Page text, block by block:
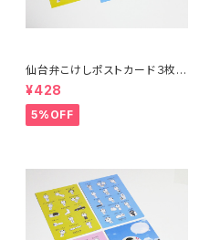
仙台弁こけしポストカード３枚セ
ット（ピンク・ブルー・イエロー）
¥428
5%OFF